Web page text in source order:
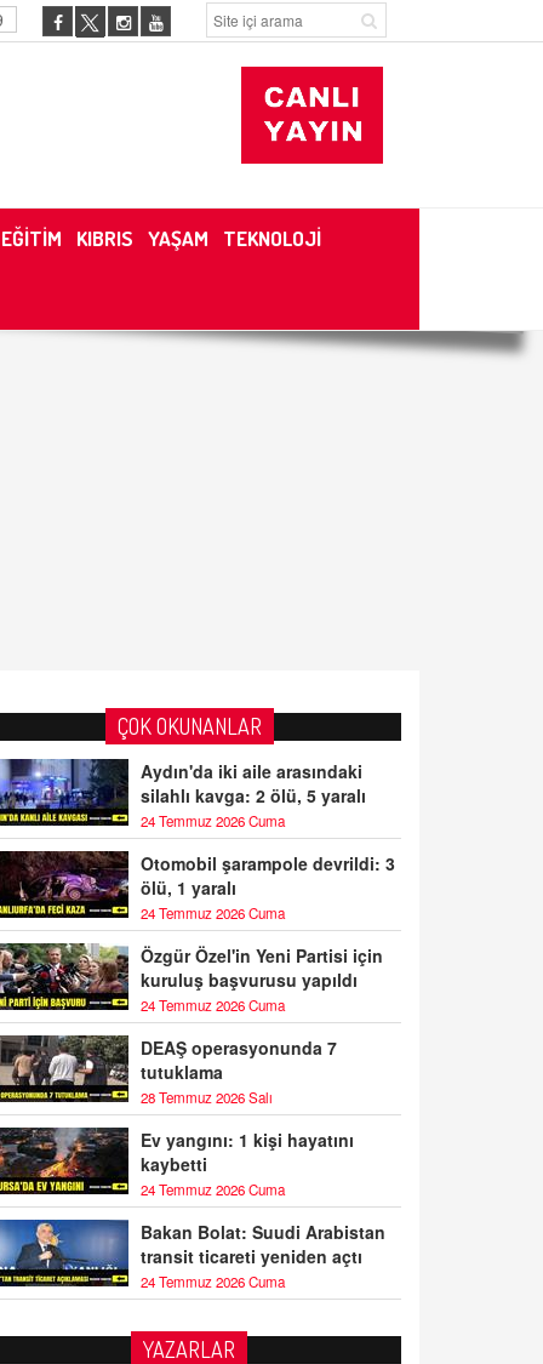
EĞİTİM KIBRIS YAŞAM TEKNOLOJİ
ÇOK OKUNANLAR
Aydın'da iki aile arasındaki
silahlı kavga: 2 ölü, 5 yaralı
24 Temmuz 2026 Cuma
Otomobil şarampole devrildi: 3
ölü, 1 yaralı
24 Temmuz 2026 Cuma
Özgür Özel'in Yeni Partisi için
kuruluş başvurusu yapıldı
24 Temmuz 2026 Cuma
DEAŞ operasyonunda 7
tutuklama
28 Temmuz 2026 Salı
Ev yangını: 1 kişi hayatını
kaybetti
24 Temmuz 2026 Cuma
Bakan Bolat: Suudi Arabistan
transit ticareti yeniden açtı
24 Temmuz 2026 Cuma
YAZARLAR